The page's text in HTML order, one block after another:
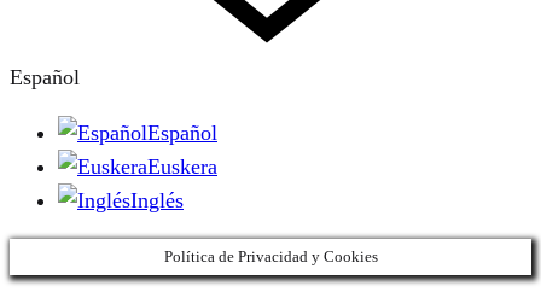
Español
Español
Euskera
Inglés
Política de Privacidad y Cookies